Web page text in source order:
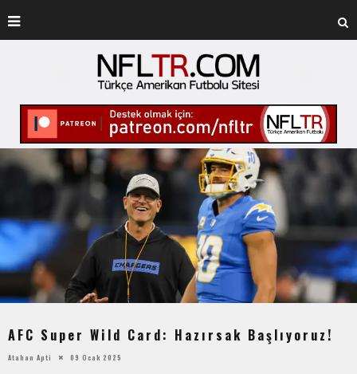
AFC Super Wild Card: Hazırsak Başlıyoruz!
Atahan Apti 09 Ocak 2025